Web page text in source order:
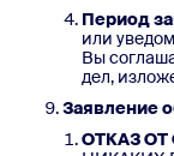
Период
или
Вы
дел,
Заявление
ОТКАЗ